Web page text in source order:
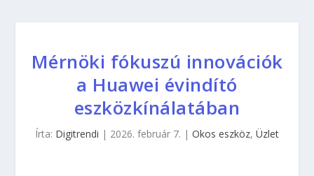
Mérnöki fókuszú innovációk
a Huawei évindító
eszközkínálatában
Írta: Digitrendi | 2026. február 7. | Okos eszköz, Üzlet